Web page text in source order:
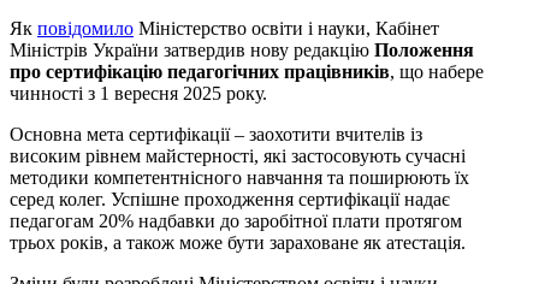
Як повідомило Міністерство освіти і науки, Кабінет
Міністрів України затвердив нову редакцію Положення
про сертифікацію педагогічних працівників, що набере
чинності з 1 вересня 2025 року.
Основна мета сертифікації – заохотити вчителів із
високим рівнем майстерності, які застосовують сучасні
методики компетентнісного навчання та поширюють їх
серед колег. Успішне проходження сертифікації надає
педагогам 20% надбавки до заробітної плати протягом
трьох років, а також може бути зараховане як атестація.